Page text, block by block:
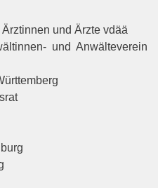
und Ärzte vdää
und Anwälteverein